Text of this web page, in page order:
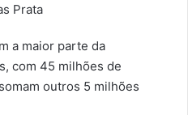
Prata
a maior parte da
com 45 milhões de
outros 5 milhões